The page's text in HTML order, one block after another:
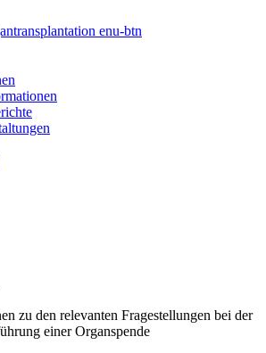
enu-btn
zu den relevanten Fragestellungen bei der
einer Organspende